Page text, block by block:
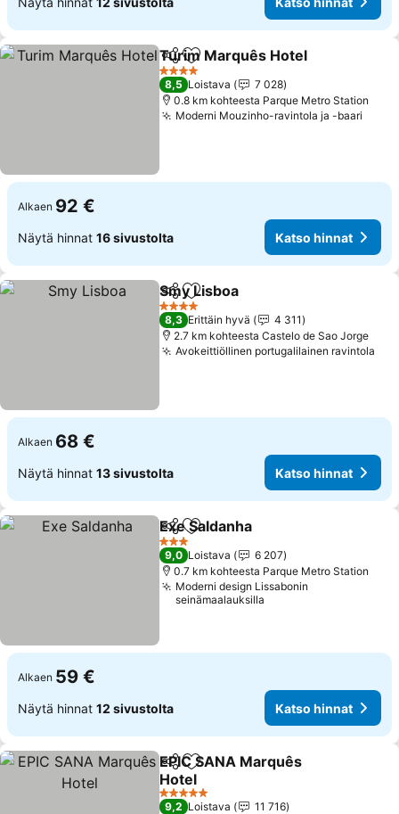
Jaa Lisää suosikkeihin
Turim Marquês Hotel
4 Tähtiluokitus
8,5 Loistava
7 028
0.8 km kohteesta Parque Metro Station
Moderni Mouzinho-ravintola ja -baari
Alkaen 92 €
Näytä hinnat 16 sivustolta Katso hinnat
Jaa Lisää suosikkeihin
Smy Lisboa
4 Tähtiluokitus
8,3 Erittäin hyvä
4 311
2.7 km kohteesta Castelo de Sao Jorge
Avokeittiöllinen portugalilainen ravintola
Alkaen 68 €
Näytä hinnat 13 sivustolta Katso hinnat
Jaa Lisää suosikkeihin
Exe Saldanha
3 Tähtiluokitus
9,0 Loistava
6 207
0.7 km kohteesta Parque Metro Station
Moderni design Lissabonin
seinämaalauksilla
Alkaen 59 €
Näytä hinnat 12 sivustolta Katso hinnat
Jaa Lisää suosikkeihin
EPIC SANA Marquês
Hotel
Katso hinnat
5 Tähtiluokitus
9,2 Loistava
11 716